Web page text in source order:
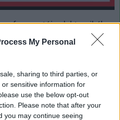
My Personal
sharing to third parties, or
sensitive information for
use the below opt-out
Please note that after your
you may continue seeing
fogyasztói elektronikában
ion akkumulátorokhoz
A projekten dolgozó
az ólom-savas, és öt-tíz